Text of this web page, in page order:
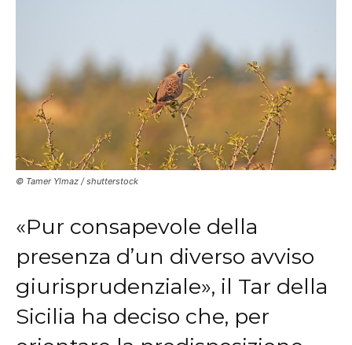
© Tamer Ylmaz / shutterstock
«Pur consapevole della
presenza d’un diverso avviso
giurisprudenziale», il Tar della
Sicilia ha deciso che, per